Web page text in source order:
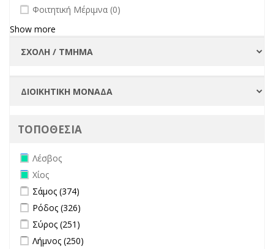
undefined
Φοιτητική Μέριμνα (0)
Show more
ΤΟΠΟΘΕΣΙΑ
Remove Λέσβος filter
Λέσβος
Remove Χίος filter
Χίος
Apply Σάμος filter
Σάμος (374)
Apply Ρόδος filter
Ρόδος (326)
Apply Σύρος filter
Σύρος (251)
Apply Λήμνος filter
Λήμνος (250)